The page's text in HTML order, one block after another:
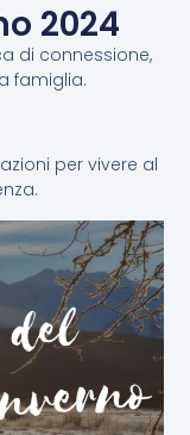
2024
di connessione,
famiglia.
per vivere al